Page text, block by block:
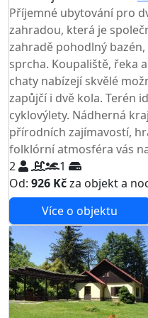
Příjemné ubytování pro
zahradou, která je
zahradě pohodlný
sprcha. Koupaliště, řeka
chaty nabízejí skvělé
zapůjčí i dvě kola. Terén
cyklovýlety. Nádherná
přírodních zajímavostí,
folklórní atmosféra vás
2
1
Od: 926 Kčza objekt a
Více o objektu